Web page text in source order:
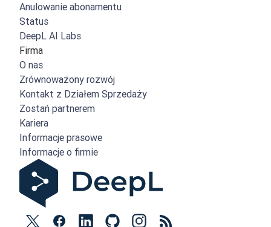
Anulowanie abonamentu
Status
DeepL AI Labs
Firma
O nas
Zrównoważony rozwój
Kontakt z Działem Sprzedaży
Zostań partnerem
Kariera
Informacje prasowe
Informacje o firmie